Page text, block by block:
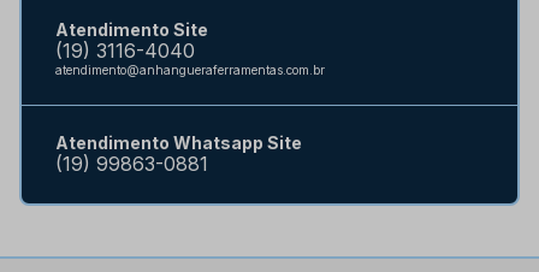
Atendimento Site
(19) 3116-4040
atendimento@anhangueraferramentas.com.br
Atendimento Whatsapp Site
(19) 99863-0881